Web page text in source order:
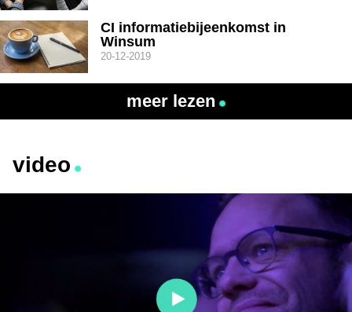
CI informatiebijeenkomst in
Winsum
20-12-2019
meer lezen
video